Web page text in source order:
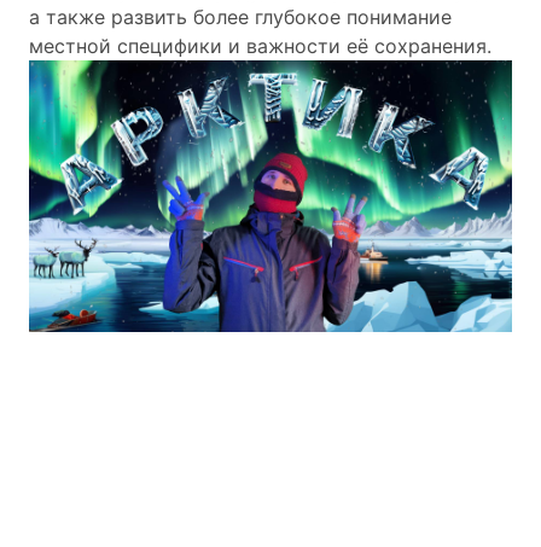
а также развить более глубокое понимание
местной специфики и важности её сохранения.